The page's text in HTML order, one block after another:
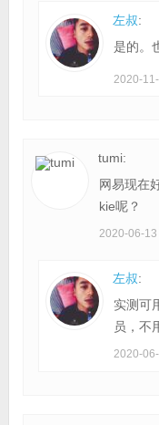
左叔:
是的。
2020-
tumi:
网易现在
kie呢？
2020-06-13
左叔:
实测可
员，不
2020-